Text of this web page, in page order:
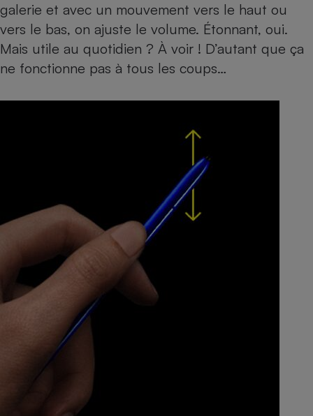
galerie et avec un mouvement vers le haut ou
vers le bas, on ajuste le volume. Étonnant, oui.
Mais utile au quotidien ? À voir ! D’autant que ça
ne fonctionne pas à tous les coups…